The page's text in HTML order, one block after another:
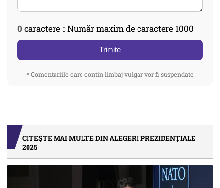
0 caractere :: Număr maxim de caractere 1000
Trimite
* Comentariile care contin limbaj vulgar vor fi suspendate
CITEȘTE MAI MULTE DIN ALEGERI PREZIDENȚIALE
2025